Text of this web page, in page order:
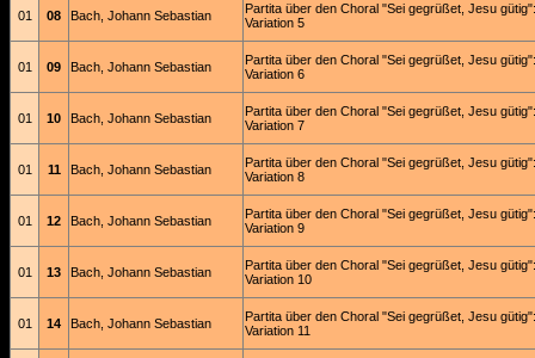
01 08 Bach, Johann Sebastian
Partita über den Choral "Sei gegrüßet, Jesu gütig":
Variation 5
01 09 Bach, Johann Sebastian
Partita über den Choral "Sei gegrüßet, Jesu gütig":
Variation 6
01 10 Bach, Johann Sebastian
Partita über den Choral "Sei gegrüßet, Jesu gütig":
Variation 7
01 11 Bach, Johann Sebastian
Partita über den Choral "Sei gegrüßet, Jesu gütig":
Variation 8
01 12 Bach, Johann Sebastian
Partita über den Choral "Sei gegrüßet, Jesu gütig":
Variation 9
01 13 Bach, Johann Sebastian
Partita über den Choral "Sei gegrüßet, Jesu gütig":
Variation 10
01 14 Bach, Johann Sebastian
Partita über den Choral "Sei gegrüßet, Jesu gütig":
Variation 11